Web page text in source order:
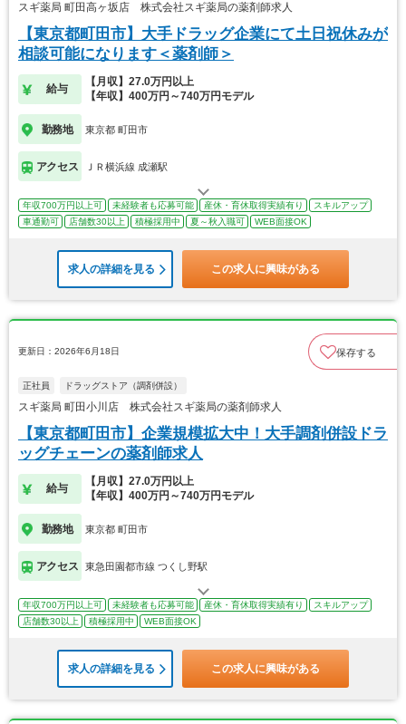
スギ薬局 町田高ヶ坂店 株式会社スギ薬局の薬剤師求人
【東京都町田市】大手ドラッグ企業にて土日祝休みが
相談可能になります＜薬剤師＞
給与
【月収】27.0万円以上
【年収】400万円～740万円モデル
勤務地 東京都 町田市
アクセス ＪＲ横浜線 成瀬駅
年収700万円以上可 未経験者も応募可能 産休・育休取得実績有り
スキルアップ
車通勤可
店舗数30以上 積極採用中 夏～秋入職可 WEB面接OK
求人の詳細を見る この求人に興味がある
更新日：2026年6月18日 保存する
正社員 ドラッグストア（調剤併設）
スギ薬局 町田小川店 株式会社スギ薬局の薬剤師求人
【東京都町田市】企業規模拡大中！大手調剤併設ドラ
ッグチェーンの薬剤師求人
給与
【月収】27.0万円以上
【年収】400万円～740万円モデル
勤務地 東京都 町田市
アクセス 東急田園都市線 つくし野駅
年収700万円以上可 未経験者も応募可能 産休・育休取得実績有り
スキルアップ
店舗数30以上
積極採用中 WEB面接OK
求人の詳細を見る この求人に興味がある